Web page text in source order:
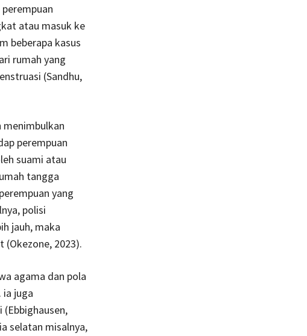
atau masuk ke
beberapa kasus
rumah yang
(Sandhu,
menimbulkan
perempuan
suami atau
tangga
yang
polisi
jauh, maka
2023).
agama dan pola
ia juga
selatan misalnya,